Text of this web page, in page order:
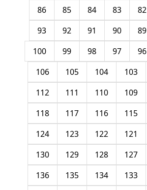
82
83
84
85
86
89
90
91
92
93
96
97
98
99
100
103
104
105
106
109
110
111
112
115
116
117
118
121
122
123
124
127
128
129
130
133
134
135
136